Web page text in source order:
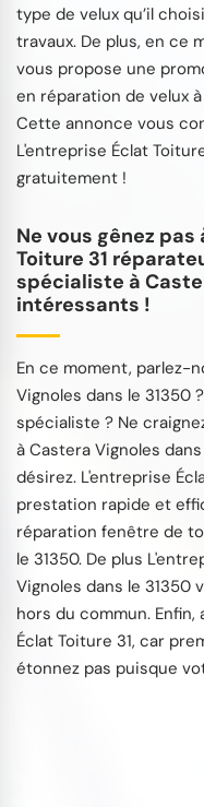
type de velux qu’il
travaux. De plus, en ce
vous propose une
en réparation de velux
Cette annonce vous
L'entreprise Éclat
gratuitement !
Ne vous gênez
Toiture 31
spécialiste à
intéressants !
En ce moment, parlez-
Vignoles dans le 31350
spécialiste ? Ne
à Castera Vignoles
désirez. L'entreprise
prestation rapide et
réparation fenêtre de
le 31350. De plus
Vignoles dans le 31350
hors du commun.
Éclat Toiture 31, car
étonnez pas puisque